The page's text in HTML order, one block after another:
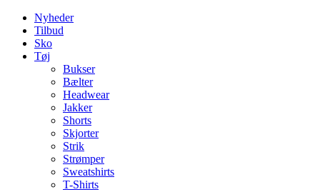
Nyheder
Tilbud
Sko
Tøj
Bukser
Bælter
Headwear
Jakker
Shorts
Skjorter
Strik
Strømper
Sweatshirts
T-Shirts